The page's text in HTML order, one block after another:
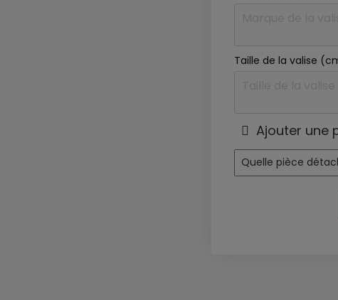
Taille de la valise
Ajouter une